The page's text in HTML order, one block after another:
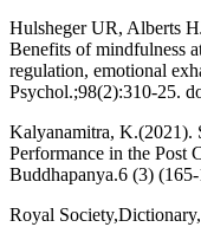
Hulsheger UR, Alberts
Benefits of mindfulness
regulation, emotional
Psychol.;98(2):310-25.
Kalyanamitra, K.(2021).
Performance in the Post
Buddhapanya.6 (3)
Royal